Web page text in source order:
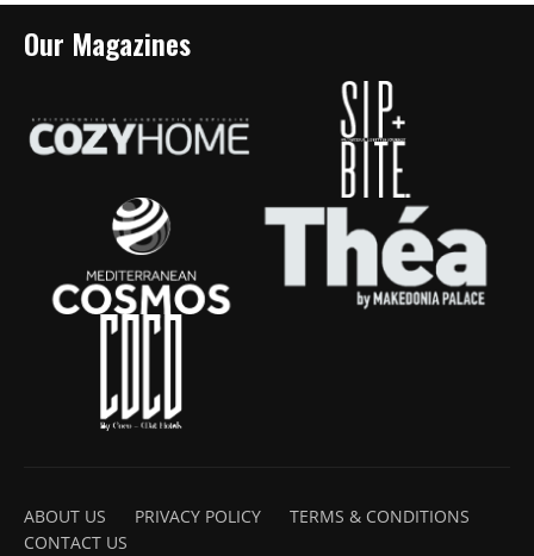
Our Magazines
ABOUT US PRIVACY POLICY
TERMS & CONDITIONS
CONTACT US